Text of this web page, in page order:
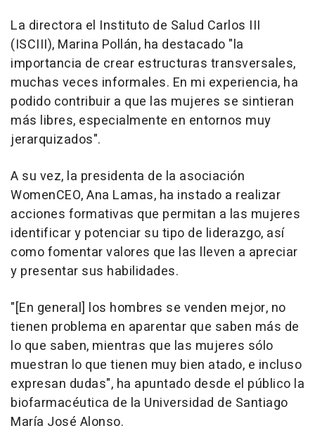
La directora el Instituto de Salud Carlos III
(ISCIII), Marina Pollán, ha destacado "la
importancia de crear estructuras transversales,
muchas veces informales. En mi experiencia, ha
podido contribuir a que las mujeres se sintieran
más libres, especialmente en entornos muy
jerarquizados".
A su vez, la presidenta de la asociación
WomenCEO, Ana Lamas, ha instado a realizar
acciones formativas que permitan a las mujeres
identificar y potenciar su tipo de liderazgo, así
como fomentar valores que las lleven a apreciar
y presentar sus habilidades.
"[En general] los hombres se venden mejor, no
tienen problema en aparentar que saben más de
lo que saben, mientras que las mujeres sólo
muestran lo que tienen muy bien atado, e incluso
expresan dudas", ha apuntado desde el público la
biofarmacéutica de la Universidad de Santiago
María José Alonso.